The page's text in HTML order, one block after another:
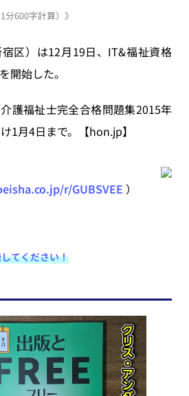
め 2026.08.06
600字計算）》
区）は12月19日、IT&福祉資格
開始した。
護福祉士完全合格問題集2015年
1月4日まで。【hon.jp】
r/GUBSVEE ）
てください！